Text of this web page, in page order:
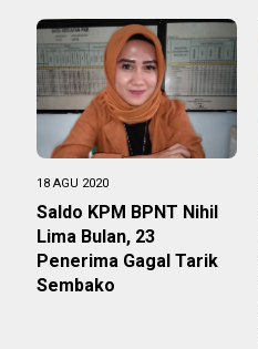
18 AGU 2020
Saldo KPM BPNT Nihil
Lima Bulan, 23
Penerima Gagal Tarik
Sembako